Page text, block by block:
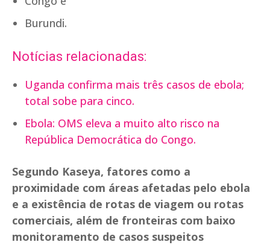
Burundi.
Notícias relacionadas:
Uganda confirma mais três casos de ebola;
total sobe para cinco.
Ebola: OMS eleva a muito alto risco na
República Democrática do Congo.
Segundo Kaseya, fatores como a
proximidade com áreas afetadas pelo ebola
e a existência de rotas de viagem ou rotas
comerciais, além de fronteiras com baixo
monitoramento de casos suspeitos